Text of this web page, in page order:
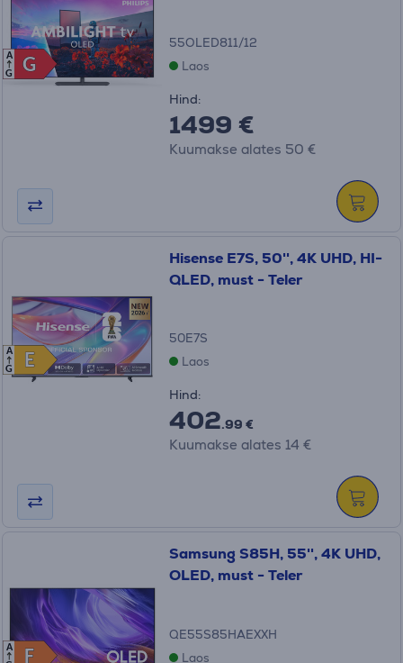
G
G
A
G
55OLED811/12
Laos
Hind:
1499 €
Kuumakse alates 50 €
E
E
A
G
Hisense E7S, 50'', 4K UHD, HI-
QLED, must - Teler
50E7S
Laos
Hind:
402.99 €
Kuumakse alates 14 €
F
F
A
Samsung S85H, 55'', 4K UHD,
OLED, must - Teler
QE55S85HAEXXH
Laos